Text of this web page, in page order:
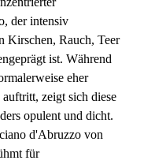
der intensiv
Kirschen, Rauch, Teer
ist. Während
eher
zeigt sich diese
opulent und dicht.
d'Abruzzo von
für